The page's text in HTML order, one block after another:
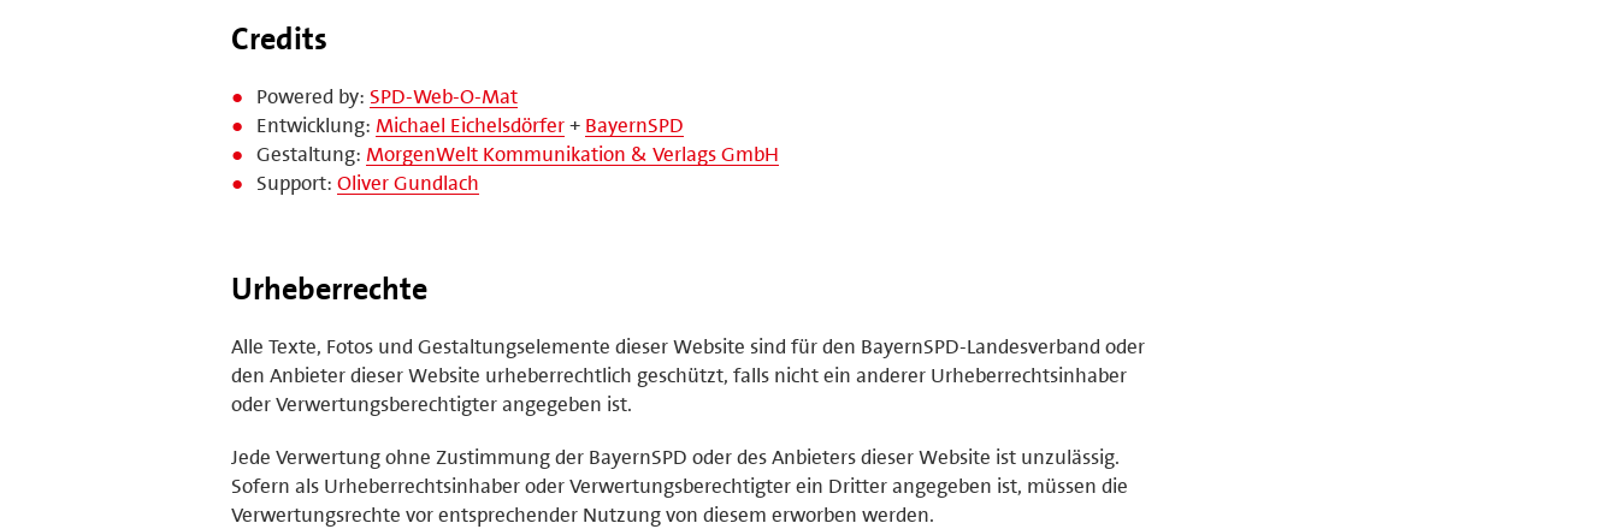
Credits
Powered by: SPD-Web-O-Mat
Entwicklung:Michael Eichelsdörfer+ BayernSPD
Gestaltung:MorgenWelt Kommunikation & Verlags GmbH
Support:Oliver Gundlach
Urheberrechte
Alle Texte, Fotos und Gestaltungselemente dieser Website sind für den BayernSPD-Landesverband oder
den Anbieter dieser Website urheberrechtlich geschützt, falls nicht ein anderer Urheberrechtsinhaber
oder Verwertungsberechtigter angegeben ist.
Jede Verwertung ohne Zustimmung der BayernSPD oder des Anbieters dieser Website ist unzulässig.
Sofern als Urheberrechtsinhaber oder Verwertungsberechtigter ein Dritter angegeben ist, müssen die
Verwertungsrechte vor entsprechender Nutzung von diesem erworben werden.